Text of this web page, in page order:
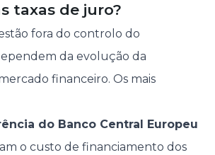
taxas de juro?
fora do controlo do
da evolução da
financeiro. Os mais
do Banco Central Europeu
o custo de financiamento dos